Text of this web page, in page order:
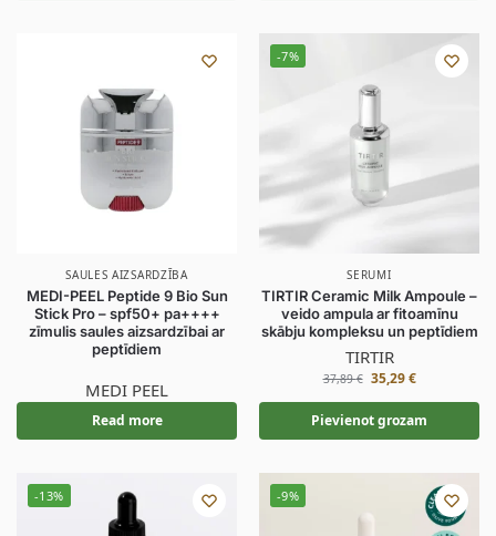
SAULES AIZSARDZĪBA
MEDI-PEEL Peptide 9 Bio Sun
Stick Pro – spf50+ pa++++
zīmulis saules aizsardzībai ar
peptīdiem
MEDI PEEL
Read more
-7%
SERUMI
TIRTIR Ceramic Milk Ampoule –
veido ampula ar fitoamīnu
skābju kompleksu un peptīdiem
TIRTIR
37,89€ 35,29€
Pievienot grozam
-13% -9%